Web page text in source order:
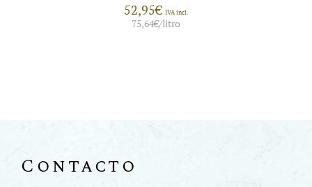
52,95€ IVA incl.
75,64€/litro
Contacto